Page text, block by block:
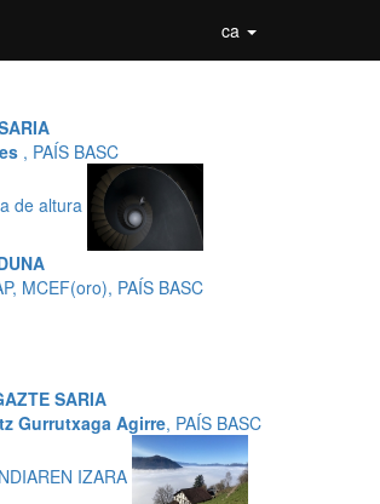
ca
, PAÍS BASC
de altura
MCEF(oro), PAÍS BASC
SARIA
Gurrutxaga Agirre, PAÍS BASC
IZARA